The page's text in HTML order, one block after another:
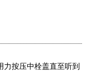
按压中栓盖直至听到